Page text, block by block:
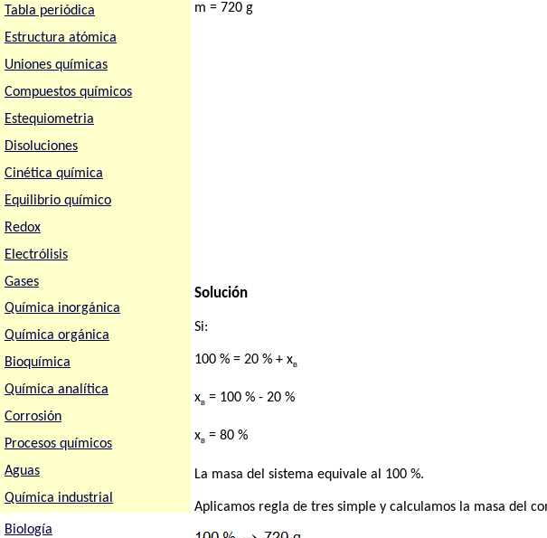
Tabla periódica
Estructura atómica
Uniones químicas
Compuestos químicos
Estequiometria
Disoluciones
Cinética química
Equilibrio químico
Redox
Electrólisis
Gases
Química inorgánica
Química orgánica
Bioquímica
Química analítica
Corrosión
Procesos químicos
Aguas
Química industrial
Biología
m = 720 g
Solución
Si:
100 % = 20 % + xB
xB = 100 % - 20 %
xB = 80 %
La masa del sistema equivale al 100 %.
Aplicamos regla de tres simple y calculamos la masa del